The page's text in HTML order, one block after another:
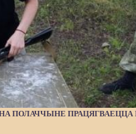
ПОЛАЧЧЫНЕ ПРАЦЯГВАЕЦЦА